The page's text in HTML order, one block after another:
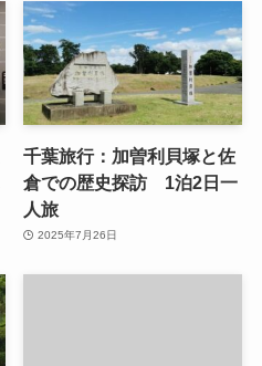
千葉旅行：加曽利貝塚と佐
倉での歴史探訪 1泊2日一
人旅
2025年7月26日